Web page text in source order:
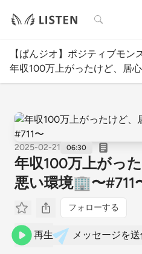
検索
【ぱんジオ】ポジティブモ
年収100万上がったけど、居
2025-02-21 06:30
年収100万上がっ
悪い環境🏢〜#711
フォローする
再生 メッセージを